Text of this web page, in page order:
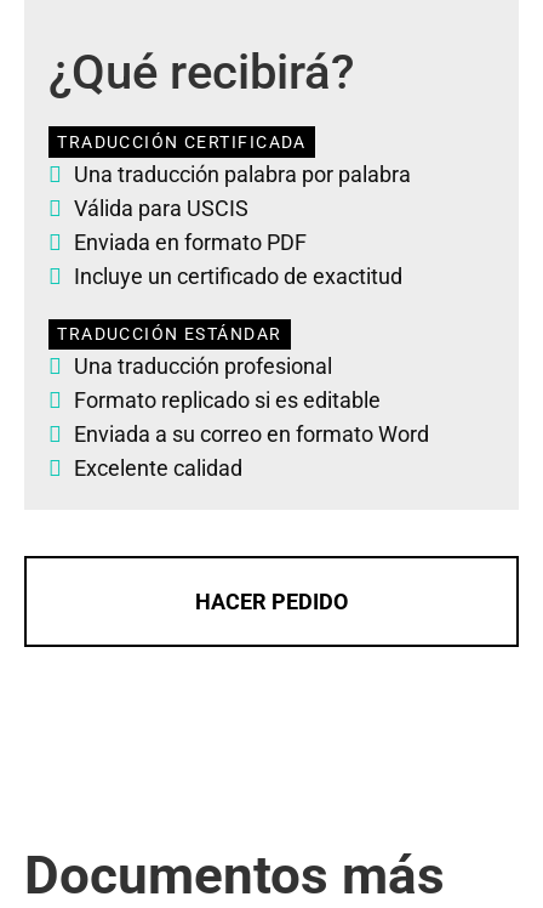
¿Qué recibirá?
TRADUCCIÓN CERTIFICADA
Una traducción palabra por palabra
Válida para USCIS
Enviada en formato PDF
Incluye un certificado de exactitud
TRADUCCIÓN ESTÁNDAR
Una traducción profesional
Formato replicado si es editable
Enviada a su correo en formato Word
Excelente calidad
HACER PEDIDO
Documentos más